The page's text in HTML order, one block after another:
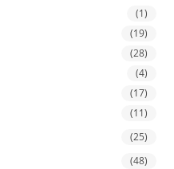
(1)
(19)
(28)
(4)
(17)
(11)
(25)
(48)